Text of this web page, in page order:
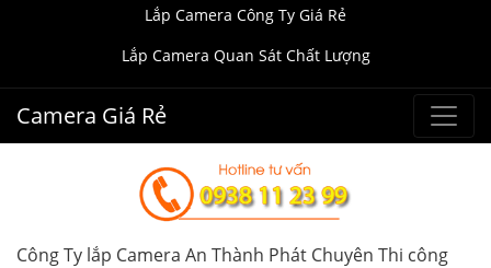
Lắp Camera Công Ty Giá Rẻ
Lắp Camera Quan Sát Chất Lượng
Camera Giá Rẻ
Công Ty lắp Camera An Thành Phát Chuyên Thi công